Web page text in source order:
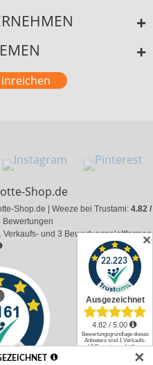
Shop.de
Shop.de | Weeze bei Trustami: 4.82 /
Bewertungen
und 3 Bewertungsplattformen
✕
✕